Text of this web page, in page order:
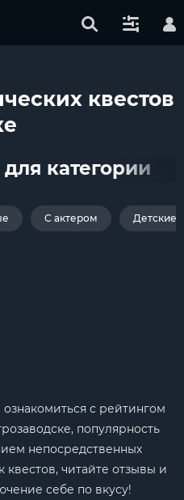
квестов
категории
С актером Детские
с рейтингом
популярность
непосредственных
квестов, читайте отзывы и
себе по вкусу!